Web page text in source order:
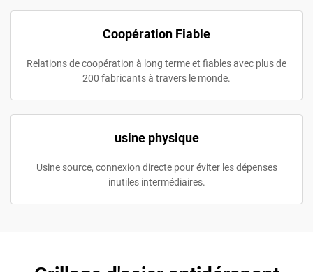
Coopération Fiable
Relations de coopération à long terme et fiables avec plus de
200 fabricants à travers le monde.
usine physique
Usine source, connexion directe pour éviter les dépenses
inutiles intermédiaires.